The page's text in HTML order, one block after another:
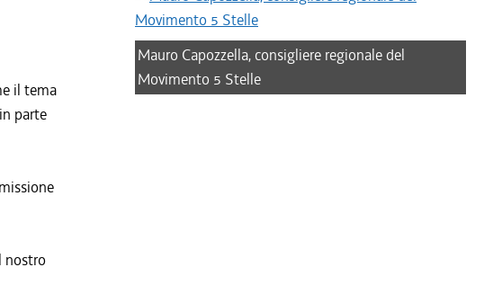
il tema
parte
nostro
Mauro Capozzella, consigliere regionale del
Movimento 5 Stelle